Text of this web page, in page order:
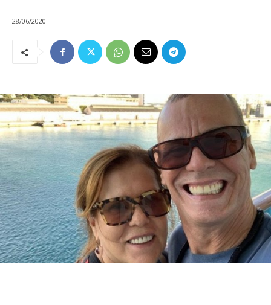
28/06/2020